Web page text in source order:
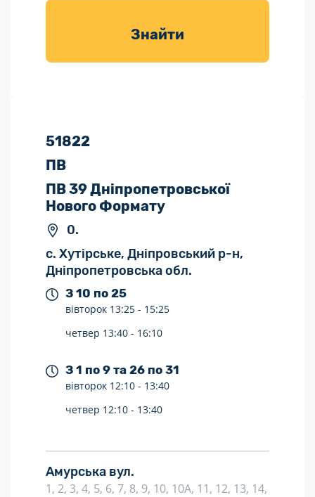
товарів для
Знайти
51822
ПВ
ПВ 39 Дніпропетровської
Нового Формату
0.
с. Хутірське, Дніпровський р-н,
Дніпропетровська обл.
З 10 по 25
вівторок 13:25 - 15:25
четвер 13:40 - 16:10
З 1 по 9 та 26 по 31
вівторок 12:10 - 13:40
четвер 12:10 - 13:40
Амурська вул.
1, 2, 3, 4, 5, 6, 7, 8, 9, 10, 10А, 11, 12, 13, 14,